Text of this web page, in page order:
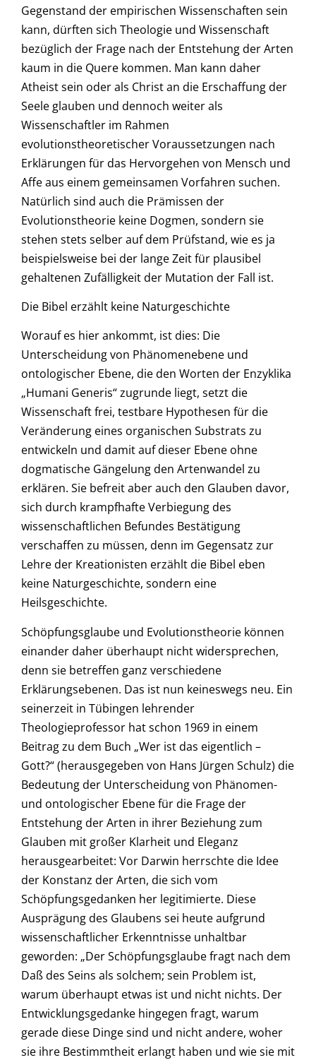
Gegenstand der empirischen Wissenschaften sein
kann, dürften sich Theologie und Wissenschaft
bezüglich der Frage nach der Entstehung der Arten
kaum in die Quere kommen. Man kann daher
Atheist sein oder als Christ an die Erschaffung der
Seele glauben und dennoch weiter als
Wissenschaftler im Rahmen
evolutionstheoretischer Voraussetzungen nach
Erklärungen für das Hervorgehen von Mensch und
Affe aus einem gemeinsamen Vorfahren suchen.
Natürlich sind auch die Prämissen der
Evolutionstheorie keine Dogmen, sondern sie
stehen stets selber auf dem Prüfstand, wie es ja
beispielsweise bei der lange Zeit für plausibel
gehaltenen Zufälligkeit der Mutation der Fall ist.
Die Bibel erzählt keine Naturgeschichte
Worauf es hier ankommt, ist dies: Die
Unterscheidung von Phänomen­ebene und
ontologischer Ebene, die den Worten der Enzyklika
„Humani Generis“ zugrunde liegt, setzt die
Wissenschaft frei, testbare Hypothesen für die
Veränderung eines organischen Substrats zu
entwickeln und damit auf dieser Ebene ohne
dogmatische Gängelung den Artenwandel zu
erklären. Sie befreit aber auch den Glauben davor,
sich durch krampfhafte Verbiegung des
wissenschaftlichen Befundes Bestätigung
verschaffen zu müssen, denn im Gegensatz zur
Lehre der Kreationisten erzählt die Bibel eben
keine Naturgeschichte, sondern eine
Heilsgeschichte.
Schöpfungsglaube und Evolutionstheorie können
einander daher überhaupt nicht widersprechen,
denn sie betreffen ganz verschiedene
Erklärungsebenen. Das ist nun keineswegs neu. Ein
seinerzeit in Tübingen lehrender
Theologieprofessor hat schon 1969 in einem
Beitrag zu dem Buch „Wer ist das eigentlich –
Gott?“ (herausgegeben von Hans Jürgen Schulz) die
Bedeutung der Unterscheidung von Phänomen-
und ontologischer Ebene für die Frage der
Entstehung der Arten in ihrer Beziehung zum
Glauben mit großer Klarheit und Eleganz
herausgearbeitet: Vor Darwin herrschte die Idee
der Konstanz der Arten, die sich vom
Schöpfungsgedanken her legitimierte. Diese
Ausprägung des Glaubens sei heute aufgrund
wissenschaftlicher Erkenntnisse unhaltbar
geworden: „Der Schöpfungsglaube fragt nach dem
Daß des Seins als solchem; sein Problem ist,
warum überhaupt etwas ist und nicht nichts. Der
Entwicklungsgedanke hingegen fragt, warum
gerade diese Dinge sind und nicht andere, woher
sie ihre Bestimmtheit erlangt haben und wie sie mit